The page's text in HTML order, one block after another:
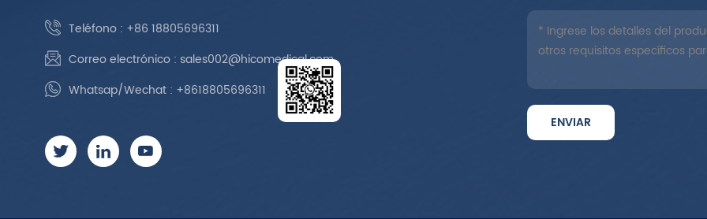
Teléfono : +86 18805696311
Correo electrónico : sales002@hicomedical.com
Whatsap/Wechat : +8618805696311